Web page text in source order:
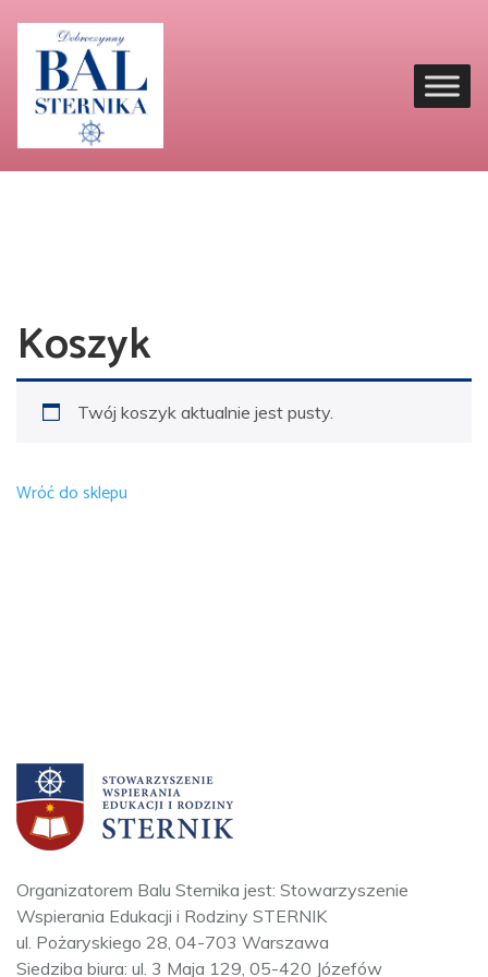
Koszyk
Twój koszyk aktualnie jest pusty.
Wróć do sklepu
Organizatorem Balu Sternika jest: Stowarzyszenie
Wspierania Edukacji i Rodziny STERNIK
ul. Pożaryskiego 28, 04-703 Warszawa
Siedziba biura: ul. 3 Maja 129, 05-420 Józefów